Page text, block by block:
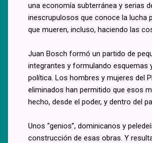
una economía subterránea y serias
inescrupulosos que conoce la lucha
que mueren, incluso, haciendo las
Juan Bosch formó un partido de
integrantes y formulando esquemas
política. Los hombres y mujeres del
eliminados han permitido que esos
hecho, desde el poder, y dentro del
Unos “genios”, dominicanos y
construcción de esas obras. Y